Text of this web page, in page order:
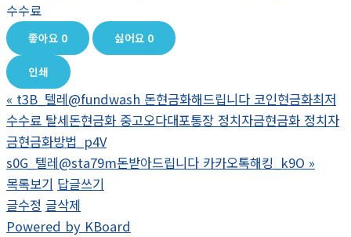
수수료
좋아요 0 싫어요 0
인쇄
« t3B_텔레@fundwash 돈현금화해드립니다 코인현금화최저
수수료 탈세돈현금화 중고오다대포통장 정치자금현금화 정치자
금현금화방법_p4V
s0G_텔레@sta79m돈받아드립니다 카카오톡해킹_k9O »
목록보기 답글쓰기
글수정 글삭제
Powered by KBoard